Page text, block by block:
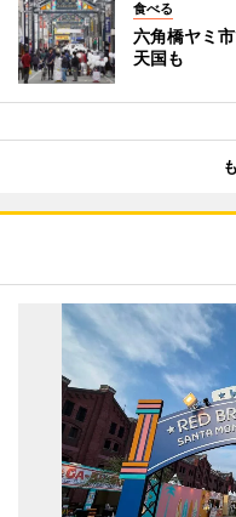
食べる
六角橋ヤミ
天国も